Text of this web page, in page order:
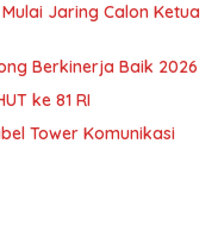
Jaring Calon Ketua
Berkinerja Baik 2026
ke 81 RI
Tower Komunikasi